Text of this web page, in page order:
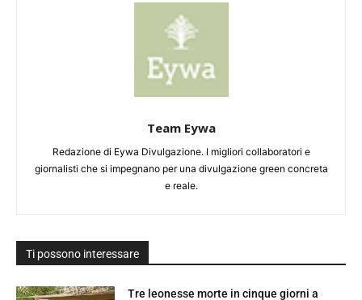
Team Eywa
Redazione di Eywa Divulgazione. I migliori collaboratori e
giornalisti che si impegnano per una divulgazione green concreta
e reale.
Ti possono interessare
Tre leonesse morte in cinque giorni a